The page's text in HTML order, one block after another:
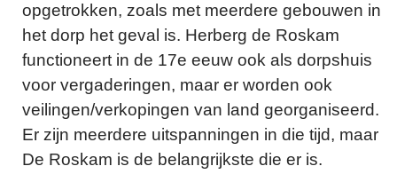
opgetrokken, zoals met meerdere gebouwen in
het dorp het geval is. Herberg de Roskam
functioneert in de 17e eeuw ook als dorpshuis
voor vergaderingen, maar er worden ook
veilingen/verkopingen van land georganiseerd.
Er zijn meerdere uitspanningen in die tijd, maar
De Roskam is de belangrijkste die er is.